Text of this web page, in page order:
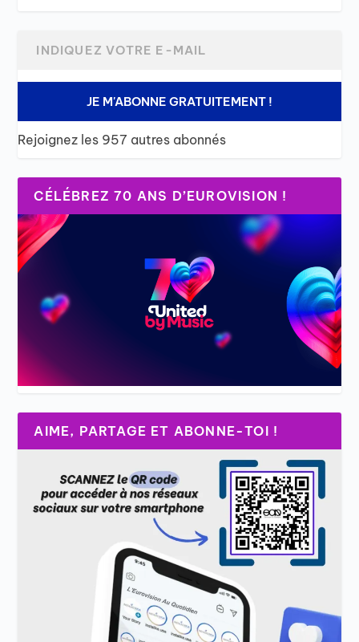
JE M'ABONNE GRATUITEMENT !
Rejoignez les 957 autres abonnés
CÉLÉBREZ 70 ANS D’EUROVISION !
AIME, PARTAGE ET ABONNE-TOI !